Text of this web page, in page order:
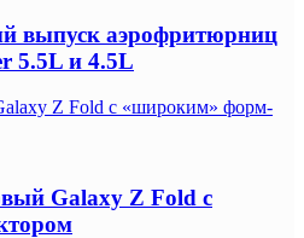
выпуск аэрофритюрниц
5.5L и 4.5L
Z Fold с «широким» форм-
Galaxy Z Fold с